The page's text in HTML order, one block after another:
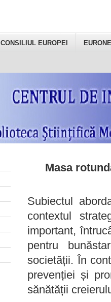
CONSILIUL EUROPEI
Masa
Subiectul
contextul
important,
pentru
societății. În
prevenției și
sănătății